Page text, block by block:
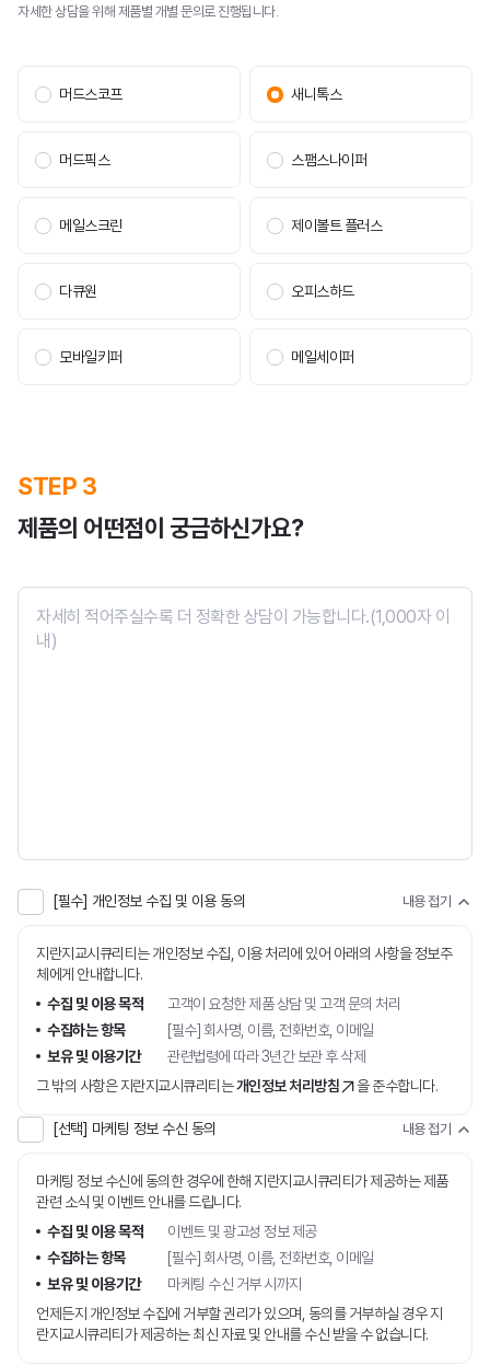
홍보영상
IR자료
자세한 상담을 위해 제품별 개별 문의로 진행됩니다.
머드스코프 새니톡스
머드픽스 스팸스나이퍼
메일스크린 제이볼트 플러스
다큐원 오피스하드
모바일키퍼 메일세이퍼
STEP 3
제품의 어떤점이 궁금하신가요?
[필수] 개인정보 수집 및 이용 동의 내용 접기
지란지교시큐리티는 개인정보 수집, 이용 처리에 있어 아래의 사항을 정보주
체에게 안내합니다.
수집 및 이용 목적
고객이 요청한 제품 상담 및 고객 문의 처리
수집하는 항목
[필수] 회사명, 이름, 전화번호, 이메일
보유 및 이용기간
관련법령에 따라 3년간 보관 후 삭제
그 밖의 사항은 지란지교시큐리티는개인정보 처리방침 을 준수합니다.
[선택] 마케팅 정보 수신 동의 내용 접기
마케팅 정보 수신에 동의한 경우에 한해 지란지교시큐리티가 제공하는 제품
관련 소식 및 이벤트 안내를 드립니다.
수집 및 이용 목적
이벤트 및 광고성 정보 제공
수집하는 항목
[필수] 회사명, 이름, 전화번호, 이메일
보유 및 이용기간
마케팅 수신 거부 시까지
언제든지 개인정보 수집에 거부할 권리가 있으며, 동의를 거부하실 경우 지
란지교시큐리티가 제공하는 최신 자료 및 안내를 수신 받을 수 없습니다.